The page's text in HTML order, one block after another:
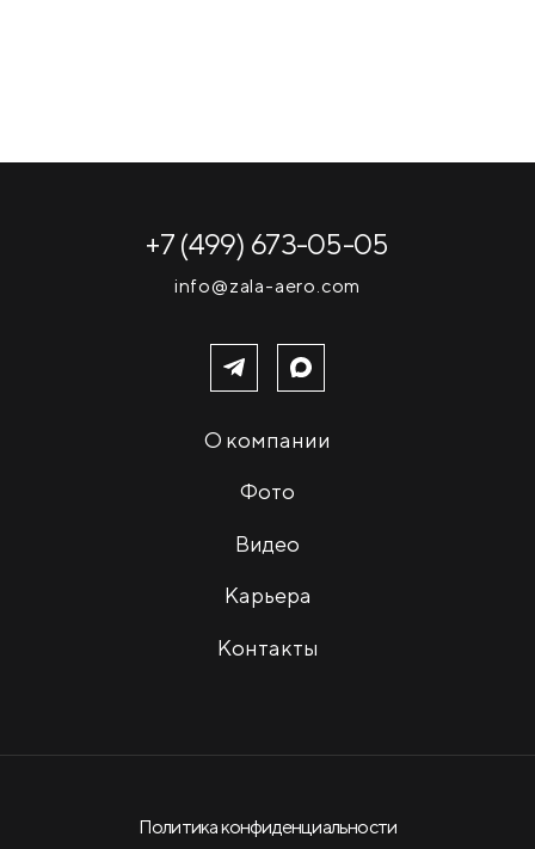
+7 (499) 673-05-05
info@zala-aero.com
О компании
Фото
Видео
Карьера
Контакты
Политика конфиденциальности